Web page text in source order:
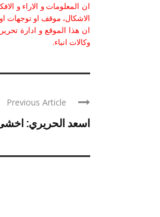
ان المعلومات و الاراء و
الاشكال، موقف او توجهات
ان هذا الموقع و ادارة
وكالات انباء.
Previous Article
اسعد الحريري: